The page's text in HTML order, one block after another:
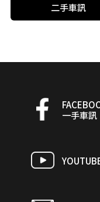
二手車訊
一手車訊